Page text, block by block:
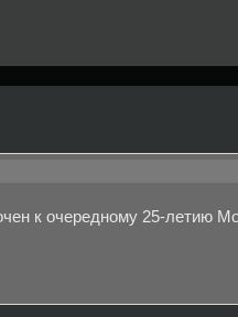
к очередному 25-летию